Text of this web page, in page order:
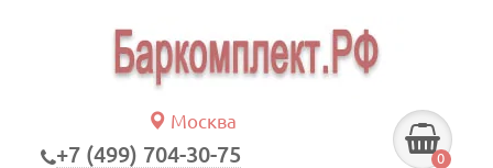
Москва
+7 (499) 704-30-75 0